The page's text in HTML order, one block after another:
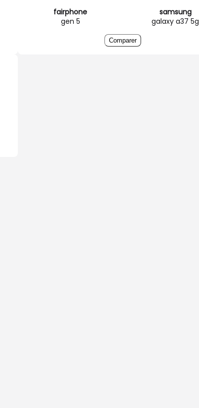
fairphone
gen 5
samsung
galaxy a37 5g
Comparer